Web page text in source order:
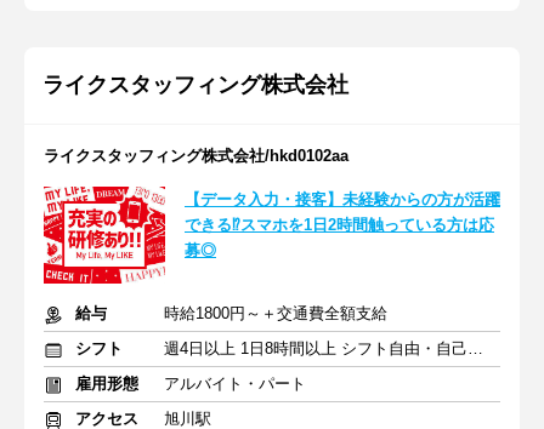
ライクスタッフィング株式会社
ライクスタッフィング株式会社/hkd0102aa
【データ入力・接客】未経験からの方が活躍
できる⁉スマホを1日2時間触っている方は応
募◎
給与
時給1800円～＋交通費全額支給
シフト
週4日以上 1日8時間以上 シフト自由・自己申告
雇用形態
アルバイト・パート
アクセス
旭川駅